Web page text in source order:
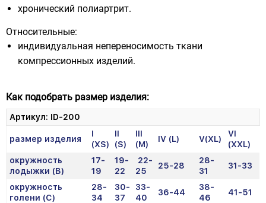
хронический полиартрит.
Относительные:
индивидуальная непереносимость ткани
компрессионных изделий.
Как подобрать размер изделия:
Артикул: ID-200
размер изделия
I
(XS)
II
(S)
III
(M)
IV (L) V(XL)
VI
(XXL)
окружность
лодыжки (В)
17-
19
19-
22
22-
25
25-28
28-
31
31-33
окружность
голени (С)
28-
34
30-
37
33-
40
36-44
38-
46
41-51